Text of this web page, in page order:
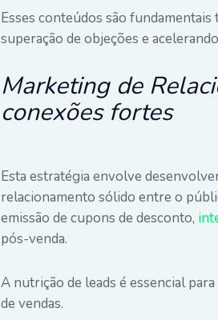
Esses conteúdos são
superação de objeções e
Marketing de
conexões fortes
Esta estratégia envolve
relacionamento sólido entre o
emissão de cupons de desconto,
pós-venda.
A nutrição de leads é essencial
de vendas.